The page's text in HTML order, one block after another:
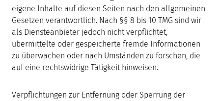
eigene Inhalte auf diesen Seiten nach den allgemeinen
Gesetzen verantwortlich. Nach §§ 8 bis 10 TMG sind wir
als Diensteanbieter jedoch nicht verpflichtet,
übermittelte oder gespeicherte fremde Informationen
zu überwachen oder nach Umständen zu forschen, die
auf eine rechtswidrige Tätigkeit hinweisen.
Verpflichtungen zur Entfernung oder Sperrung der